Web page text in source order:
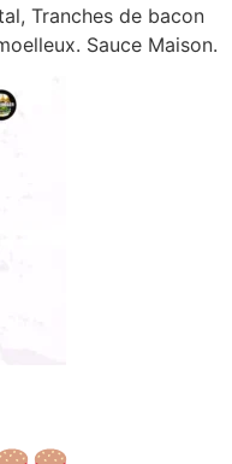
Tranches de bacon
Sauce Maison.